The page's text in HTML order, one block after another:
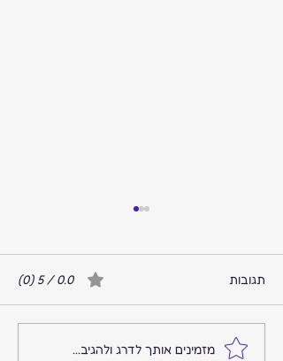
המקום שבו הרעש נגמר
תגובות 0.0 / 5 ‏(0)
מזמינים אותך לדרג ולהגיב...